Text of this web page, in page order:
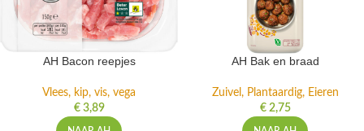
AH Bacon reepjes
Vlees, kip, vis, vega
€3,89
AH Bak en braad
Zuivel, Plantaardig, Eieren
€2,75